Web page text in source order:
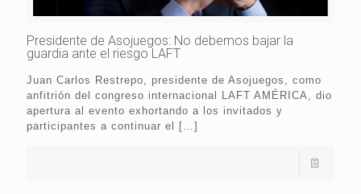
Presidente de Asojuegos: No debemos bajar la
guardia ante el riesgo LAFT
Juan Carlos Restrepo, presidente de Asojuegos, como
anfitrión del congreso internacional LAFT AMÉRICA, dio
apertura al evento exhortando a los invitados y
participantes a continuar el
[…]